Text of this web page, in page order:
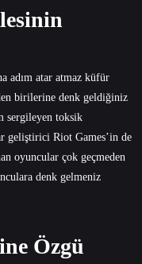
adım atar atmaz küfür
birilerine denk geldiğiniz
sergileyen toksik
geliştirici Riot Games’in de
oyuncular çok geçmeden
denk gelmeniz
Özgü